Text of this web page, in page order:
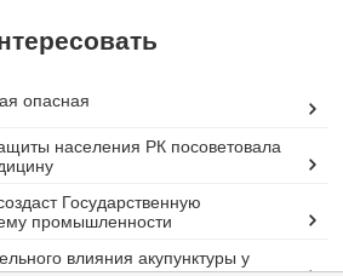
опасная
населения РК посоветовала
Государственную
промышленности
влияния акупунктуры у